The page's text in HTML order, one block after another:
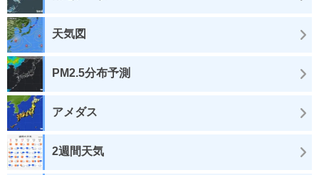
天気図
PM2.5分布予測
アメダス
2週間天気